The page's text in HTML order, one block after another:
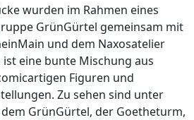
wurden im Rahmen eines
GrünGürtel gemeinsam mit
und dem Naxosatelier
eine bunte Mischung aus
Figuren und
Zu sehen sind unter
GrünGürtel, der Goetheturm,